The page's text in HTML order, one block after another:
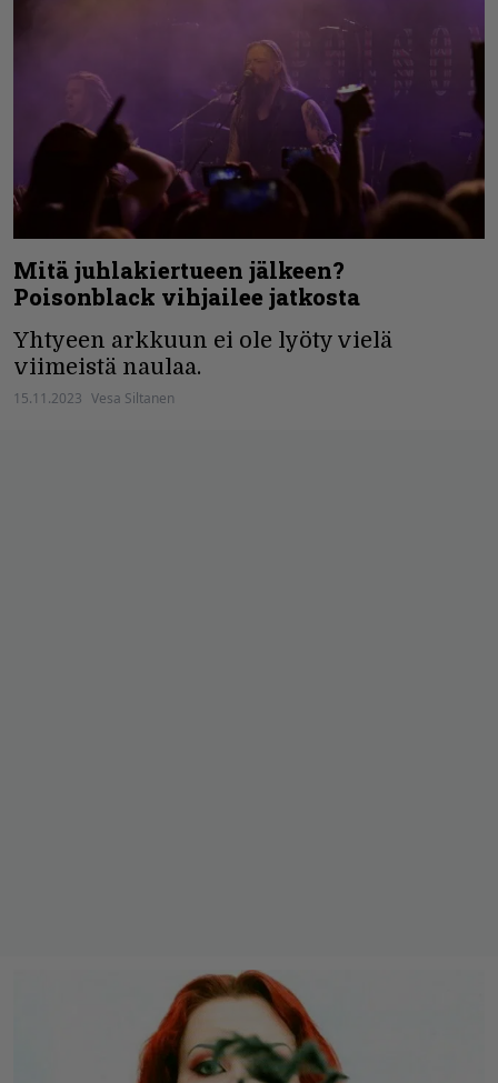
Mitä juhlakiertueen jälkeen?
Poisonblack vihjailee jatkosta
Yhtyeen arkkuun ei ole lyöty vielä
viimeistä naulaa.
15.11.2023 Vesa Siltanen